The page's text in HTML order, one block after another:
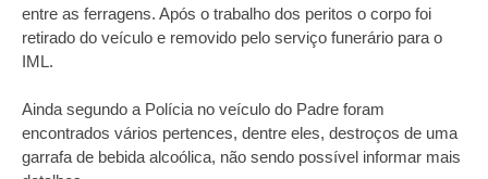
entre as ferragens. Após o trabalho dos peritos o corpo foi
retirado do veículo e removido pelo serviço funerário para o
IML.
Ainda segundo a Polícia no veículo do Padre foram
encontrados vários pertences, dentre eles, destroços de uma
garrafa de bebida alcoólica, não sendo possível informar mais